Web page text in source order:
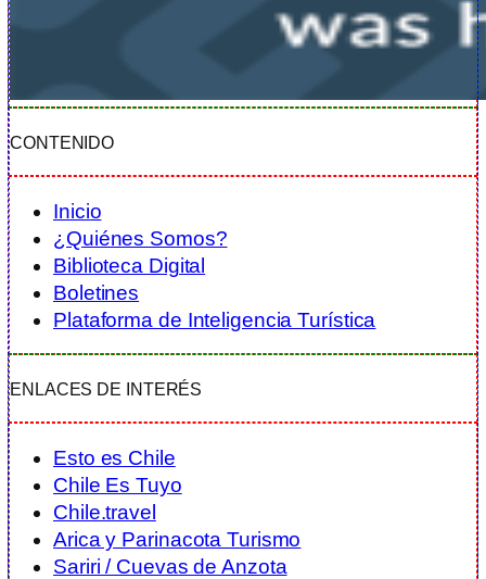
CONTENIDO
Inicio
¿Quiénes Somos?
Biblioteca Digital
Boletines
Plataforma de Inteligencia Turística
ENLACES DE INTERÉS
Esto es Chile
Chile Es Tuyo
Chile.travel
Arica y Parinacota Turismo
Sariri / Cuevas de Anzota